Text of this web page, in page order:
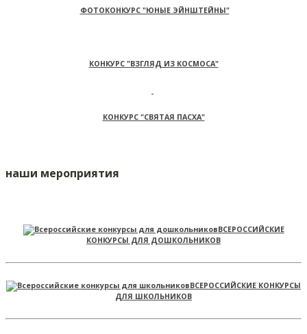
ФОТОКОНКУРС "ЮНЫЕ ЭЙНШТЕЙНЫ"
КОНКУРС "ВЗГЛЯД ИЗ КОСМОСА"
КОНКУРС "СВЯТАЯ ПАСХА"
наши мероприятия
ВСЕРОССИЙСКИЕ
КОНКУРСЫ ДЛЯ ДОШКОЛЬНИКОВ
ВСЕРОССИЙСКИЕ КОНКУРСЫ
ДЛЯ ШКОЛЬНИКОВ